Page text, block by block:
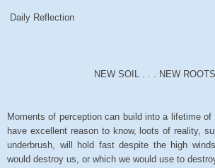
Daily Reflection
NEW SOIL . . . NEW ROOTS
Moments of perception can build into a lifetime of
have excellent reason to know, loots of reality,
underbrush, will hold fast despite the high
would destroy us, or which we would use to